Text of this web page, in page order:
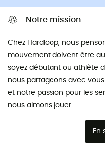
Notre mission
Chez Hardloop, nous
mouvement doivent être
soyez débutant ou athlète
nous partageons avec
et notre passion pour les
nous aimons jouer.
En